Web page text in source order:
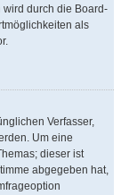
wird durch die Board-
als
Verfasser,
Um eine
dieser ist
abgegeben hat,